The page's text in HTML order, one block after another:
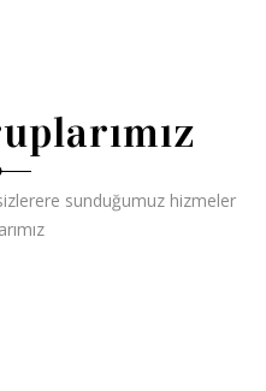
sunduğumuz hizmeler